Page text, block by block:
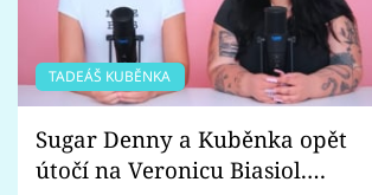
TADEÁŠ KUBĚNKA
Sugar Denny a Kuběnka opět
útočí na Veronicu Biasiol.